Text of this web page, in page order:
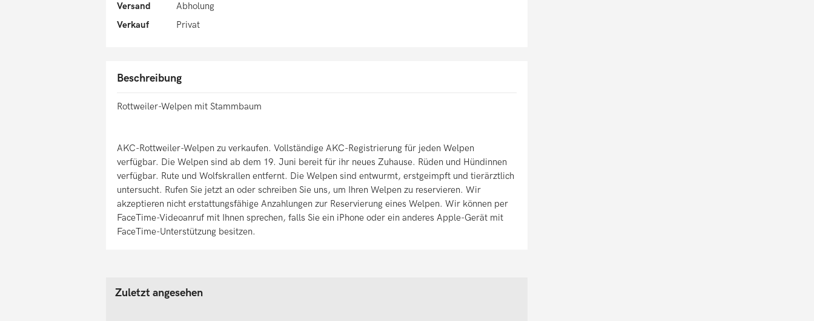
Versand
Abholung
Verkauf
Privat
Beschreibung
Rottweiler-Welpen mit Stammbaum
AKC-Rottweiler-Welpen zu verkaufen. Vollständige AKC-Registrierung für jeden Welpen
verfügbar. Die Welpen sind ab dem 19. Juni bereit für ihr neues Zuhause. Rüden und Hündinnen
verfügbar. Rute und Wolfskrallen entfernt. Die Welpen sind entwurmt, erstgeimpft und tierärztlich
untersucht. Rufen Sie jetzt an oder schreiben Sie uns, um Ihren Welpen zu reservieren. Wir
akzeptieren nicht erstattungsfähige Anzahlungen zur Reservierung eines Welpen. Wir können per
FaceTime-Videoanruf mit Ihnen sprechen, falls Sie ein iPhone oder ein anderes Apple-Gerät mit
FaceTime-Unterstützung besitzen.
Zuletzt angesehen